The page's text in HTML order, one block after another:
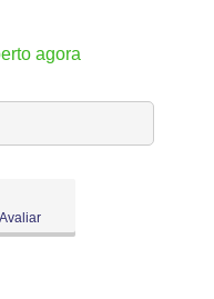
agora
Avaliar